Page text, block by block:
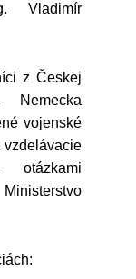
Vladimír
z Českej
Nemecka
vojenské
vzdelávacie
otázkami